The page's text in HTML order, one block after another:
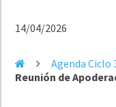
14/04/2026
Agenda Ciclo
Reunión de